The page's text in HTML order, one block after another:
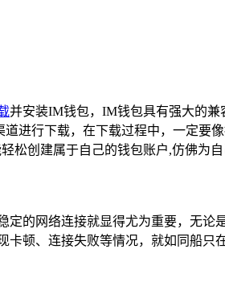
并安装IM钱包，IM钱包具有强大的
进行下载，在下载过程中，一定要
创建属于自己的钱包账户,仿佛为
的网络连接就显得尤为重要，无
顿、连接失败等情况，就如同船只